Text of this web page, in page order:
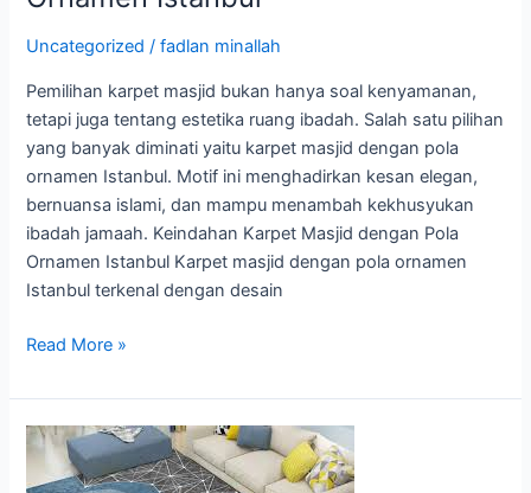
Uncategorized /fadlan minallah
Pemilihan karpet masjid bukan hanya soal kenyamanan,
tetapi juga tentang estetika ruang ibadah. Salah satu pilihan
yang banyak diminati yaitu karpet masjid dengan pola
ornamen Istanbul. Motif ini menghadirkan kesan elegan,
bernuansa islami, dan mampu menambah kekhusyukan
ibadah jamaah. Keindahan Karpet Masjid dengan Pola
Ornamen Istanbul Karpet masjid dengan pola ornamen
Istanbul terkenal dengan desain
Masjid
dengan
Ornamen
Istanbul
Read More »
Jenis-
Jenis